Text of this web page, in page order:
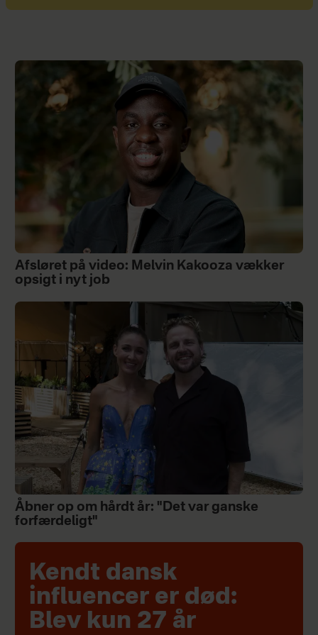
Afsløret på video: Melvin Kakooza vækker
opsigt i nyt job
Åbner op om hårdt år: "Det var ganske
forfærdeligt"
Kendt dansk
influencer er død:
Blev kun 27 år